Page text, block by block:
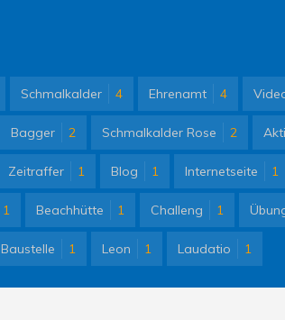
Schmalkalder 4 Ehrenamt 4
Bagger 2 Schmalkalder Rose 2
Zeitraffer 1 Blog 1 Internetseite 1
1 Beachhütte 1 Challeng 1
Baustelle 1 Leon 1 Laudatio 1